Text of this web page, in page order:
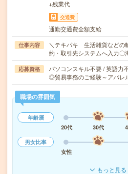
+残業代
交通費
通勤交通費全額支給
仕事内容
＼テキパキ 生活雑貨などの
約・取引先システムへ入力
応募資格
パソコンスキル不要 / 英語力
◎貿易事務のご経験～アパレ
職場の雰囲気
年齢層
20代
30代
男女比率
女性
もっと見る